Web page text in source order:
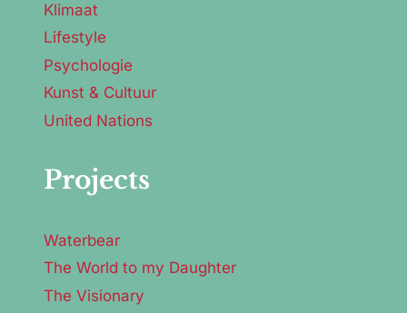
Klimaat
Lifestyle
Psychologie
Kunst & Cultuur
United Nations
Projects
Waterbear
The World to my Daughter
The Visionary